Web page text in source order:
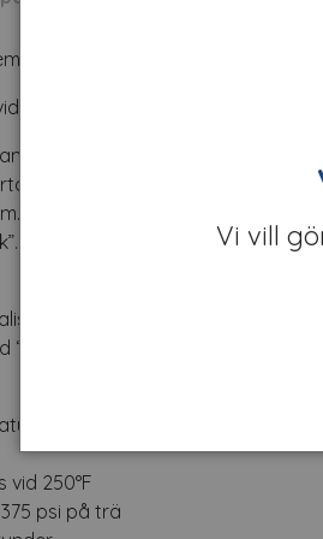
för
limning av kartong.
smältlim med låg
och andra förpackningar –
Det är ett ekonomiskt och
för värmekänsliga material.
“hot tack” – limmet fäster direkt
121 - 132 °C (250 - 270 °F)
vid 250°F
psi på trä
Vi vill